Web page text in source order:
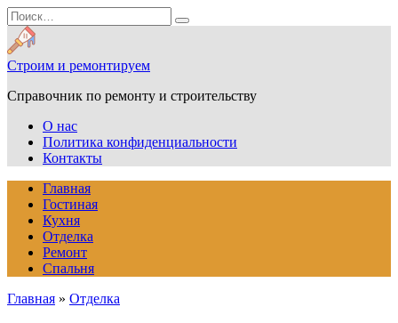
Перейти
к
содержанию
Search
for:
Строим и ремонтируем
Справочник по ремонту и строительству
О нас
Политика конфиденциальности
Контакты
Главная
Гостиная
Кухня
Отделка
Ремонт
Спальня
Главная » Отделка